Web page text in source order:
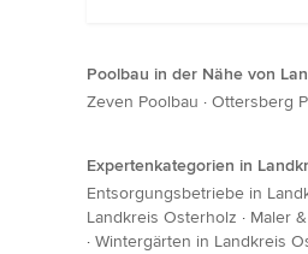
Poolbau in der Nähe von
Zeven Poolbau · Ottersberg
Expertenkategorien in
Entsorgungsbetriebe in
Landkreis Osterholz · Maler
· Wintergärten in Landkreis